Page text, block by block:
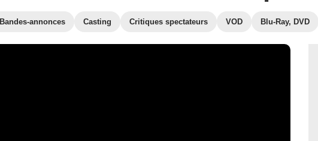
Bandes-annonces Casting Critiques spectateurs VOD Blu-Ray, DVD